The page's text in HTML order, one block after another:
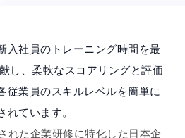
入社員のトレーニング時間を最
し、柔軟なスコアリングと評価
従業員のスキルレベルを簡単に
ています。
れた企業研修に特化した日本企